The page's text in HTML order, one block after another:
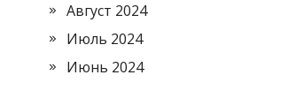
Август 2024
Июль 2024
Июнь 2024